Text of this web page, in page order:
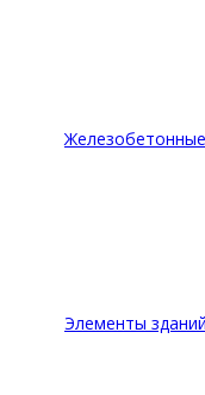
Элементы